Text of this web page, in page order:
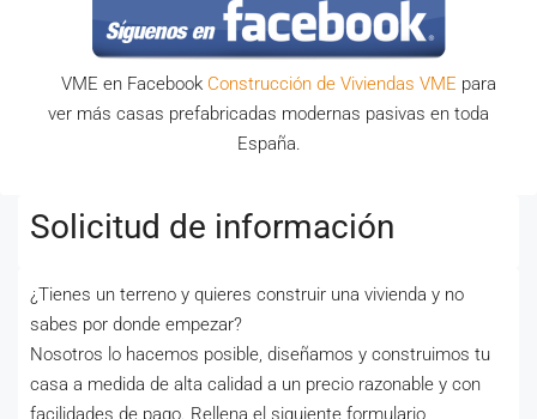
VME en Facebook Construcción de Viviendas VME para
ver más casas prefabricadas modernas pasivas en toda
España.
Solicitud de información
¿Tienes un terreno y quieres construir una vivienda y no
sabes por donde empezar?
Nosotros lo hacemos posible, diseñamos y construimos tu
casa a medida de alta calidad a un precio razonable y con
facilidades de pago. Rellena el siguiente formulario,